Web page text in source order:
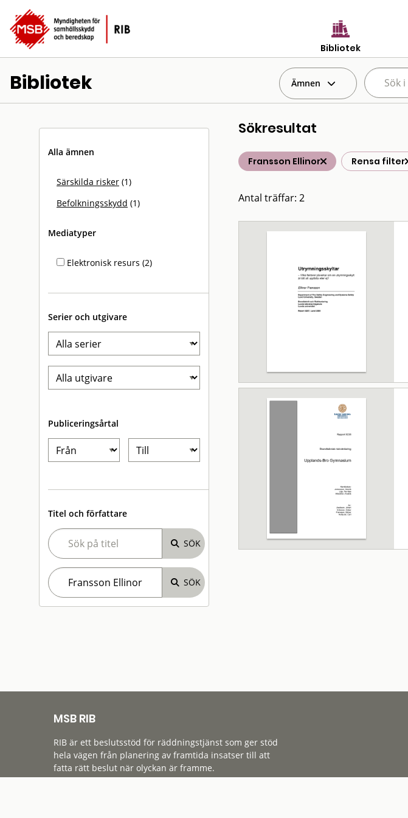
Bibliotek
Bibliotek Ämnen
Alla ämnen
Särskilda risker (1)
Befolkningsskydd (1)
Mediatyper
Elektronisk resurs (2)
Serier och utgivare
Publiceringsårtal
Titel och författare
Sökresultat
Fransson Ellinor Rensa filter
Antal träffar: 2
MSB RIB
RIB är ett beslutsstöd för räddningstjänst som ger stöd
hela vägen från planering av framtida insatser till att
fatta rätt beslut när olyckan är framme.